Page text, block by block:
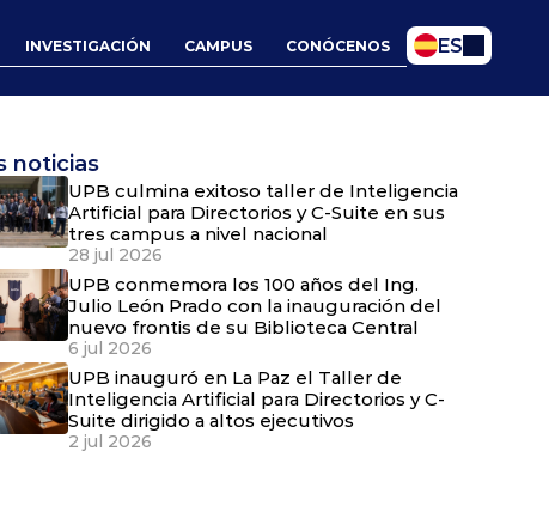
INVESTIGACIÓN CAMPUS CONÓCENOS
Select Language
ES
noticias
UPB culmina exitoso taller de Inteligencia
Artificial para Directorios y C-Suite en sus
tres campus a nivel nacional
28 jul 2026
UPB conmemora los 100 años del Ing.
Julio León Prado con la inauguración del
nuevo frontis de su Biblioteca Central
6 jul 2026
UPB inauguró en La Paz el Taller de
Inteligencia Artificial para Directorios y C-
Suite dirigido a altos ejecutivos
2 jul 2026